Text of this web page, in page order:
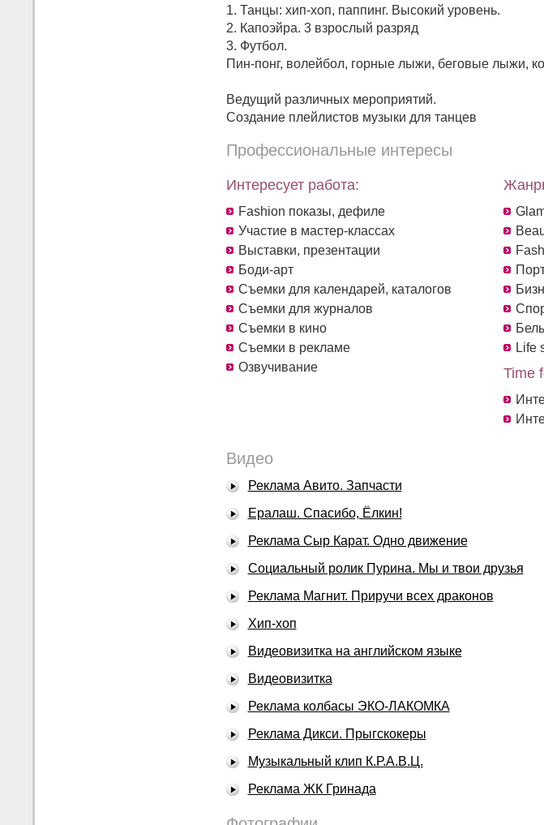
1. Танцы: хип-хоп, паппинг. Высокий уровень.
2. Капоэйра. 3 взрослый разряд
3. Футбол.
Пин-понг, волейбол, горные лыжи, беговые лыжи,
Ведущий различных мероприятий.
Создание плейлистов музыки для танцев
Профессиональные интересы
Интересует работа:
Fashion показы, дефиле
Участие в мастер-классах
Выставки, презентации
Боди-арт
Съемки для календарей, каталогов
Съемки для журналов
Съемки в кино
Съемки в рекламе
Озвучивание
Life
Time
Видео
Реклама Авито. Запчасти
Ералаш. Спасибо, Ёлкин!
Реклама Сыр Карат. Одно движение
Социальный ролик Пурина. Мы и твои друзья
Реклама Магнит. Приручи всех драконов
Хип-хоп
Видеовизитка на английском языке
Видеовизитка
Реклама колбасы ЭКО-ЛАКОМКА
Реклама Дикси. Прыгскокеры
Музыкальный клип К.Р.А.В.Ц.
Реклама ЖК Гринада